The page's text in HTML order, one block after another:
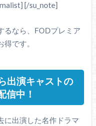
[/su_note]
るなら、FODプレミア
です。
出演キャストの
信中！
に出演した名作ドラマ